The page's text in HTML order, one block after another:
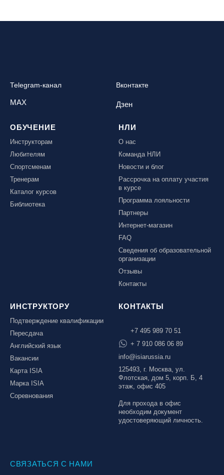
Telegram-канал Вконтакте
MAX Дзен
ОБУЧЕНИЕ
Инструкторам
Любителям
Спортсменам
Тренерам
Каталог курсов
Библиотека
НЛИ
О нас
Команда НЛИ
Новости и блог
Рассрочка на оплату участия
в курсе
Программа лояльности
Партнеры
Интернет-магазин
FAQ
Сведения об образовательной
организации
Отзывы
Контакты
ИНСТРУКТОРУ
Подтверждение квалификации
Пересдача
Английский язык
Вакансии
Карта ISIA
Марка ISIA
Соревнования
КОНТАКТЫ
+7 495 989 70 51
+ 7 910 086 06 89
info@isiarussia.ru
125493, г. Москва, ул.
Флотская, дом 5, корп. Б, 4
этаж, офис 405
Для прохода в офис
необходим документ
удостоверяющий личность.
СВЯЗАТЬСЯ С НАМИ